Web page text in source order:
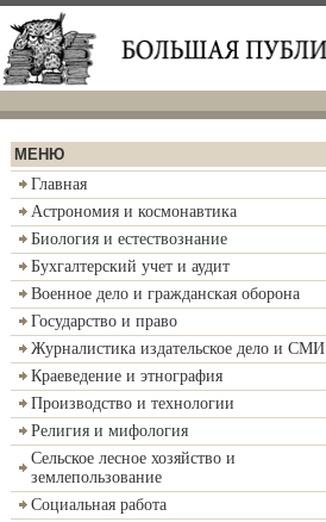
МЕНЮ
Главная
Астрономия и космонавтика
Биология и естествознание
Бухгалтерский учет и аудит
Военное дело и гражданская оборона
Государство и право
Журналистика издательское дело и СМИ
Краеведение и этнография
Производство и технологии
Религия и мифология
Сельское лесное хозяйство и
землепользование
Социальная работа